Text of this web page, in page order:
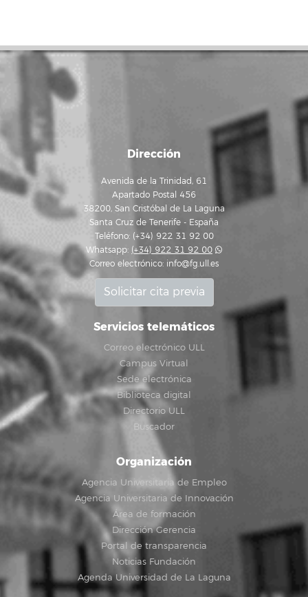
Dirección
Avenida de la Trinidad, 61
Apartado Postal 456
38200, San Cristóbal de La Laguna
Santa Cruz de Tenerife - España
Teléfono: (+34) 922 31 92 00
Whatsapp: (+34) 922 31 92 00
Correo electrónico: info@fg.ull.es
Solicitar cita previa
Servicios telemáticos
Correo electrónico ULL
Campus Virtual
Sede electrónica
Biblioteca digital
Directorio ULL
Buscador
Organización
Agencia Universitaria de Empleo
Agencia Universitaria de Innovación
Área de formación
Dirección Gerencia
Portal de transparencia
Noticias Fundación
Agenda Universidad de La Laguna